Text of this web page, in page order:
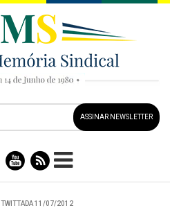
ASSINAR NEWSLETTER
TWITTADA 11/07/2012